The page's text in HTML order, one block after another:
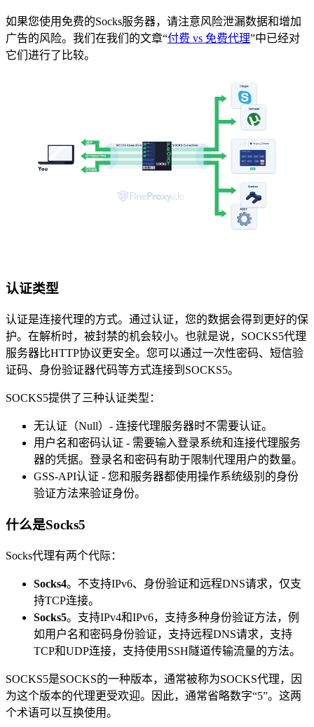
如果您使用免费的Socks服务器，请注意风险泄漏数据和增加
广告的风险。我们在我们的文章“付费 vs 免费代理”中已经对
它们进行了比较。
认证类型
认证是连接代理的方式。通过认证，您的数据会得到更好的保
护。在解析时，被封禁的机会较小。也就是说，SOCKS5代理
服务器比HTTP协议更安全。您可以通过一次性密码、短信验
证码、身份验证器代码等方式连接到SOCKS5。
SOCKS5提供了三种认证类型：
无认证（Null）- 连接代理服务器时不需要认证。
用户名和密码认证 - 需要输入登录系统和连接代理服务
器的凭据。登录名和密码有助于限制代理用户的数量。
GSS-API认证 - 您和服务器都使用操作系统级别的身份
验证方法来验证身份。
什么是Socks5
Socks代理有两个代际：
Socks4。不支持IPv6、身份验证和远程DNS请求，仅支
持TCP连接。
Socks5。支持IPv4和IPv6，支持多种身份验证方法，例
如用户名和密码身份验证，支持远程DNS请求，支持
TCP和UDP连接，支持使用SSH隧道传输流量的方法。
SOCKS5是SOCKS的一种版本，通常被称为SOCKS代理，因
为这个版本的代理更受欢迎。因此，通常省略数字“5”。这两
个术语可以互换使用。